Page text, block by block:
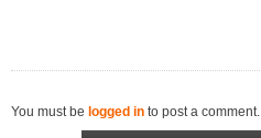
You must be logged in to post a comment.